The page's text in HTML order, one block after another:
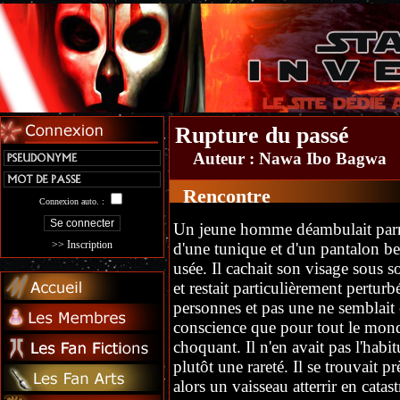
Connexion auto. :
>> Inscription
Rupture du passé
Auteur : Nawa Ibo Bagwa
Rencontre
Un jeune homme déambulait
d'une tunique et d'un pantalon
usée. Il cachait son visage sous
et restait particulièrement
personnes et pas une ne
conscience que pour tout le
choquant. Il n'en avait pas
plutôt une rareté. Il se trouvait
alors un vaisseau atterrir en